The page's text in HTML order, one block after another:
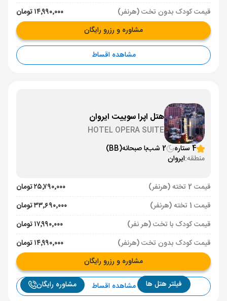
فیلتر هتل ها
قیمت کودک بدون تخت (هرنفر)
۱۴٬۹۹۰٬۰۰۰ تومان
مشاوره و رزرو رایگان
مشاهده اقساط
هتل اپرا سوییت ایروان
HOTEL OPERA SUITE
4 ستاره
2 شب با صبحانه(BB)
منطقه:ایروان
قیمت 2 تخته (هرنفر)
۲۵٬۷۹۰٬۰۰۰ تومان
قیمت 1 تخته (هرنفر)
۳۳٬۶۹۰٬۰۰۰ تومان
قیمت کودک با تخت (هر نفر)
۱۷٬۹۹۰٬۰۰۰ تومان
قیمت کودک بدون تخت (هرنفر)
۱۴٬۹۹۰٬۰۰۰ تومان
مشاوره و رزرو رایگان
مشاهده اقساط مشاوره رایگان